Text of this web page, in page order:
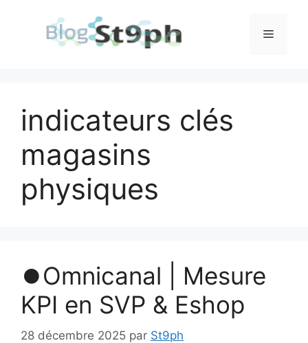
Menu
indicateurs clés
magasins
physiques
⏺️Omnicanal | Mesure
KPI en SVP & Eshop
28 décembre 2025 par St9ph